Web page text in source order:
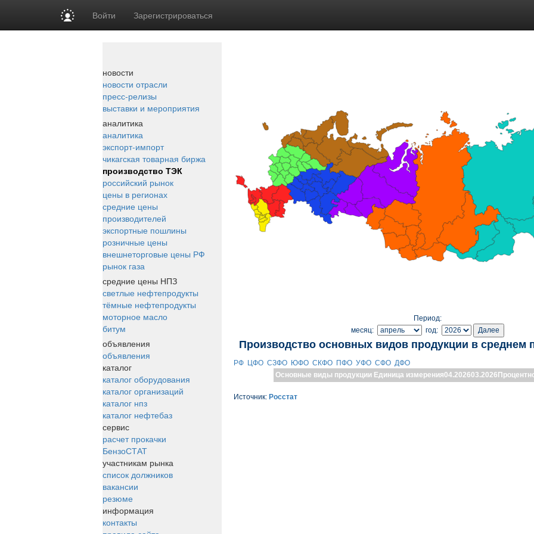
Войти Зарегистрироваться
новости
новости отрасли
пресс-релизы
выставки и мероприятия
аналитика
аналитика
экспорт-импорт
чикагская товарная биржа
производство ТЭК
российский рынок
цены в регионах
средние цены
производителей
экспортные пошлины
розничные цены
внешнеторговые цены РФ
рынок газа
средние цены НПЗ
светлые нефтепродукты
тёмные нефтепродукты
моторное масло
битум
объявления
объявления
каталог
каталог оборудования
каталог организаций
каталог нпз
каталог нефтебаз
сервис
расчет прокачки
БензоСТАТ
участникам рынка
список должников
вакансии
резюме
информация
контакты
Период:
месяц:
год:
Производство основных видов продукции в среднем
РФ ЦФО СЗФО ЮФО СКФО ПФО УФО СФО ДФО
Основные виды продукции Единица измерения04.202603.2026
Источник: Росстат